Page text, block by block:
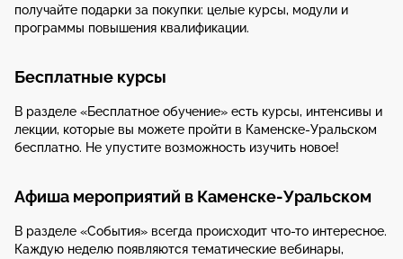
получайте подарки за покупки: целые курсы, модули и
программы повышения квалификации.
Бесплатные курсы
В разделе «Бесплатное обучение» есть курсы, интенсивы и
лекции, которые вы можете пройти в Каменске-Уральском
бесплатно. Не упустите возможность изучить новое!
Афиша мероприятий в Каменске-Уральском
В разделе «События» всегда происходит что-то интересное.
Каждую неделю появляются тематические вебинары,